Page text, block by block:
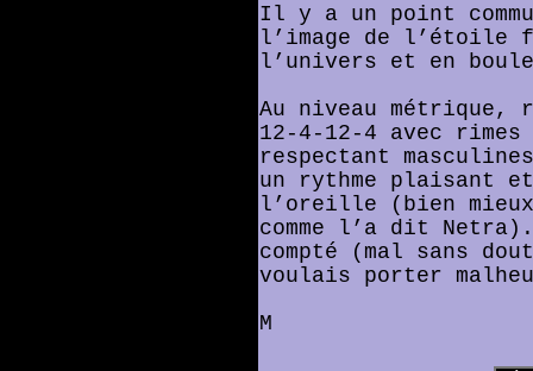
Il y a un point
l’image de l’étoile
l’univers et en
Au niveau métrique,
12-4-12-4 avec
respectant
un rythme plaisant
l’oreille (bien
comme l’a dit
compté (mal sans
voulais porter
M